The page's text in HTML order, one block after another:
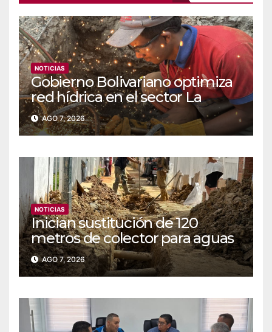
NOTICIAS
Gobierno Bolivariano optimiza
red hídrica en el sector La
Majada
AGO 7, 2026
NOTICIAS
Inician sustitución de 120
metros de colector para aguas
servidas en Coche
AGO 7, 2026